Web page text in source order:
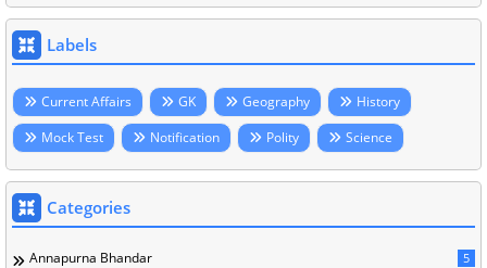
Labels
Current Affairs GK Geography
History
Mock Test
Notification Polity Science
Categories
Annapurna Bhandar 5